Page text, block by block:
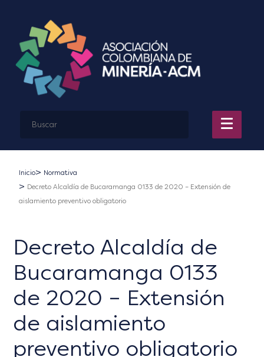
Inicio
Normativa
Decreto Alcaldía de Bucaramanga 0133 de 2020 – Extensión de
aislamiento preventivo obligatorio
Decreto Alcaldía de
Bucaramanga 0133
de 2020 – Extensión
de aislamiento
preventivo obligatorio